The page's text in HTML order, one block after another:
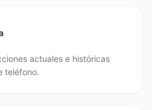
actuales e históricas
teléfono.